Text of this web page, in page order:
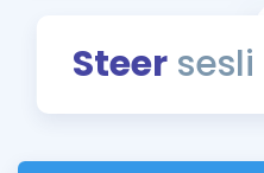
Steersesli